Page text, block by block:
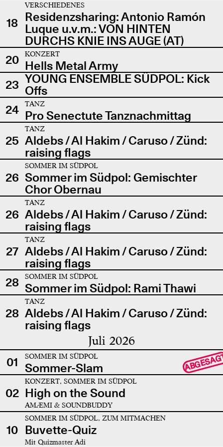
18
VERSCHIEDENES
Residenzsharing: Antonio Ramón
Luque u.v.m.: VON HINTEN
DURCHS KNIE INS AUGE (AT)
20
KONZERT
Hells Metal Army
23 YOUNG ENSEMBLE SÜDPOL: Kick
Offs
24
TANZ
Pro Senectute Tanznachmittag
25
TANZ
Aldebs / Al Hakim / Caruso / Zünd:
raising flags
26
SOMMER IM SÜDPOL
Sommer im Südpol: Gemischter
Chor Obernau
26
TANZ
Aldebs / Al Hakim / Caruso / Zünd:
raising flags
27
TANZ
Aldebs / Al Hakim / Caruso / Zünd:
raising flags
28
SOMMER IM SÜDPOL
Sommer im Südpol: Rami Thawi
28
TANZ
Aldebs / Al Hakim / Caruso / Zünd:
raising flags
Juli 2026
01 SOMMER IM SÜDPOL
Sommer-Slam
02
KONZERT, SOMMER IM SÜDPOL
High on the Sound
AMÆMI & SOUNDBUDDY
10
SOMMER IM SÜDPOL, ZUM MITMACHEN
Buvette-Quiz
Mit Quizmaster Adi